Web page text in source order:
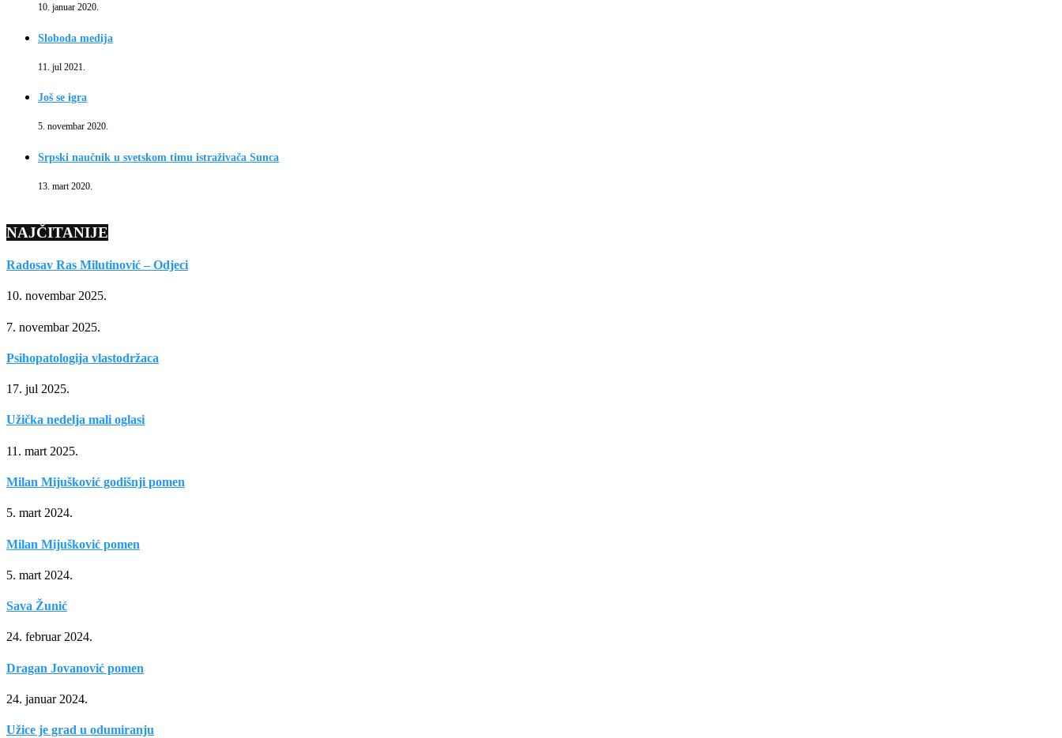
10. januar 2020.
Sloboda medija
11. jul 2021.
Još se igra
5. novembar 2020.
Srpski naučnik u svetskom timu istraživača Sunca
13. mart 2020.
NAJČITANIJE
Radosav Ras Milutinović – Odjeci
10. novembar 2025.
7. novembar 2025.
Psihopatologija vlastodržaca
17. jul 2025.
Užička nedelja mali oglasi
11. mart 2025.
Milan Mijušković godišnji pomen
5. mart 2024.
Milan Mijušković pomen
5. mart 2024.
Sava Žunić
24. februar 2024.
Dragan Jovanović pomen
24. januar 2024.
Užice je grad u odumiranju